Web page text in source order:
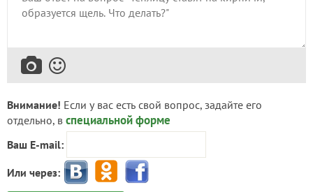
Внимание! Если у вас есть свой вопрос, задайте его
отдельно, в специальной форме
Ваш E-mail:
Или через: